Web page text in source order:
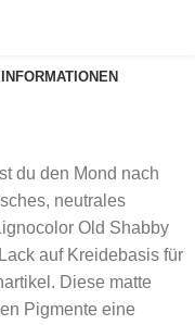
du den Mond nach
neutrales
Old Shabby
auf Kreidebasis für
Diese matte
Pigmente eine